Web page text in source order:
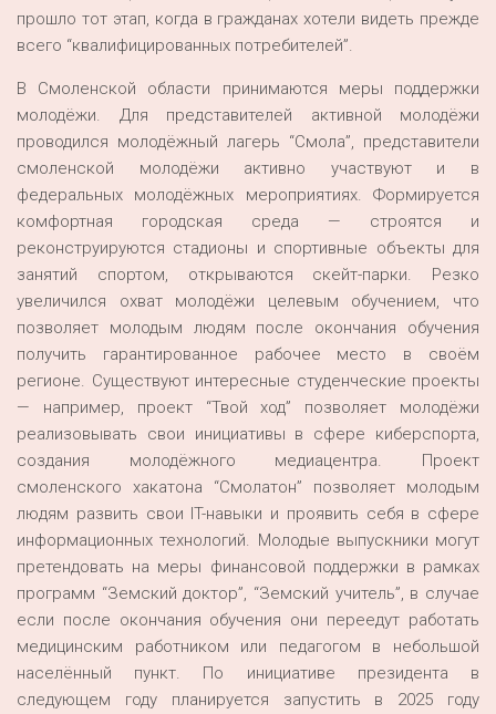
прошло тот этап, когда в гражданах хотели видеть прежде
всего “квалифицированных потребителей”.
В Смоленской области принимаются меры поддержки
молодёжи. Для представителей активной молодёжи
проводился молодёжный лагерь “Смола”, представители
смоленской молодёжи активно участвуют и в
федеральных молодёжных мероприятиях. Формируется
комфортная городская среда — строятся и
реконструируются стадионы и спортивные объекты для
занятий спортом, открываются скейт-парки. Резко
увеличился охват молодёжи целевым обучением, что
позволяет молодым людям после окончания обучения
получить гарантированное рабочее место в своём
регионе. Существуют интересные студенческие проекты
— например, проект “Твой ход” позволяет молодёжи
реализовывать свои инициативы в сфере киберспорта,
создания молодёжного медиацентра. Проект
смоленского хакатона “Смолатон” позволяет молодым
людям развить свои IT-навыки и проявить себя в сфере
информационных технологий. Молодые выпускники могут
претендовать на меры финансовой поддержки в рамках
программ “Земский доктор”, “Земский учитель”, в случае
если после окончания обучения они переедут работать
медицинским работником или педагогом в небольшой
населённый пункт. По инициативе президента в
следующем году планируется запустить в 2025 году